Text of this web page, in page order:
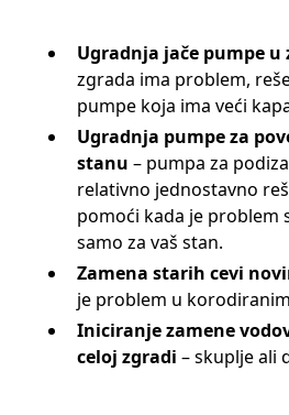
Ugradnja jače pumpe u
zgrada ima problem,
pumpe koja ima veći
Ugradnja pumpe za
stanu – pumpa za
relativno jednostavno
pomoći kada je problem
samo za vaš stan.
Zamena starih cevi
je problem u
Iniciranje zamene
celoj zgradi – skuplje ali